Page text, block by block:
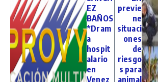
EZ
BAÑOS
*Dram
a
hospit
alario
en
Venez
previe
ne
situaci
ones
de
riesgo
s para
animal